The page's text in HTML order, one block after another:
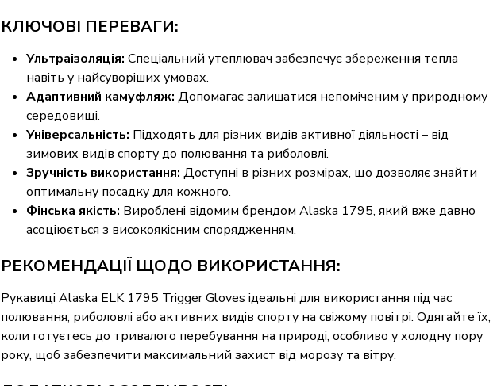
КЛЮЧОВІ ПЕРЕВАГИ:
Ультраізоляція: Спеціальний утеплювач забезпечує збереження тепла
навіть у найсуворіших умовах.
Адаптивний камуфляж: Допомагає залишатися непоміченим у природному
середовищі.
Універсальність: Підходять для різних видів активної діяльності – від
зимових видів спорту до полювання та риболовлі.
Зручність використання: Доступні в різних розмірах, що дозволяє знайти
оптимальну посадку для кожного.
Фінська якість: Вироблені відомим брендом Alaska 1795, який вже давно
асоціюється з високоякісним спорядженням.
РЕКОМЕНДАЦІЇ ЩОДО ВИКОРИСТАННЯ:
Рукавиці Alaska ELK 1795 Trigger Gloves ідеальні для використання під час
полювання, риболовлі або активних видів спорту на свіжому повітрі. Одягайте їх,
коли готуєтесь до тривалого перебування на природі, особливо у холодну пору
року, щоб забезпечити максимальний захист від морозу та вітру.